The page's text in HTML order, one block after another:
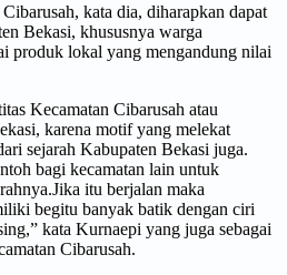
kata dia, diharapkan dapat
Bekasi, khususnya warga
produk lokal yang mengandung nilai
Kecamatan Cibarusah atau
karena motif yang melekat
sejarah Kabupaten Bekasi juga.
bagi kecamatan lain untuk
itu berjalan maka
begitu banyak batik dengan ciri
kata Kurnaepi yang juga sebagai
Cibarusah.